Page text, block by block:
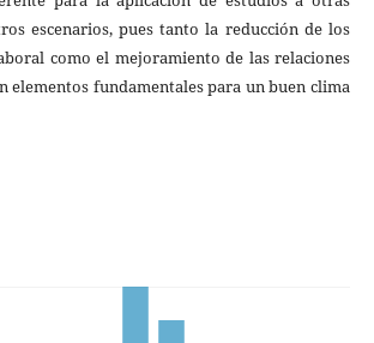
escenarios, pues tanto la reducción de los
como el mejoramiento de las relaciones
elementos fundamentales para un buen clima